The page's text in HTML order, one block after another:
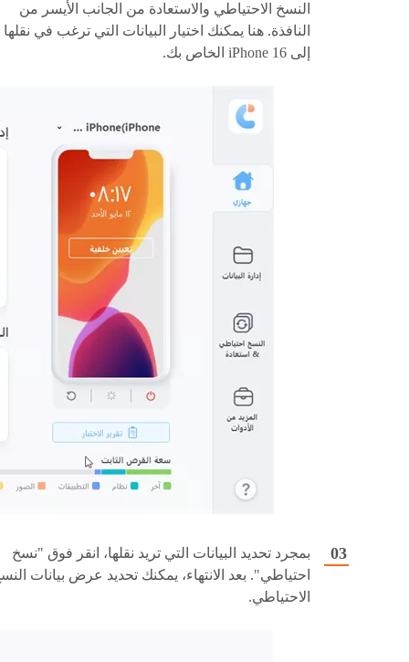
النسخ الاحتياطي والاستعادة من الجانب الأيسر من
النافذة. هنا يمكنك اختيار البيانات التي ترغب في نقلها
إلى iPhone 16 الخاص بك.
بمجرد تحديد البيانات التي تريد نقلها، انقر فوق "نسخ
احتياطي". بعد الانتهاء، يمكنك تحديد عرض بيانات
الاحتياطي.